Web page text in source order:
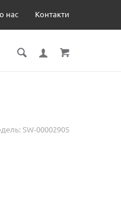
нас Контакти
SW-00002905